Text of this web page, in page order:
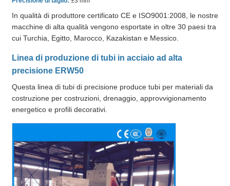
In qualità di produttore certificato CE e ISO9001:2008, le nostre
macchine di alta qualità vengono esportate in oltre 30 paesi tra
cui Turchia, Egitto, Marocco, Kazakistan e Messico.
Linea di produzione di tubi in acciaio ad alta
precisione ERW50
Questa linea di tubi di precisione produce tubi per materiali da
costruzione per costruzioni, drenaggio, approvvigionamento
energetico e profili decorativi.